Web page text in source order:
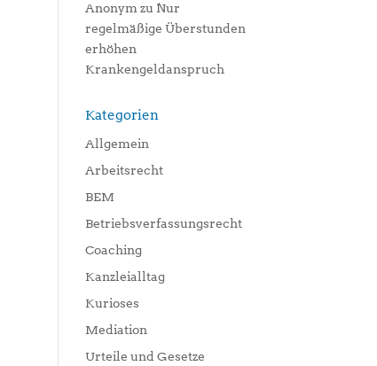
Anonym zu Nur
regelmäßige Überstunden
erhöhen
Krankengeldanspruch
Kategorien
Allgemein
Arbeitsrecht
BEM
Betriebsverfassungsrecht
Coaching
Kanzleialltag
Kurioses
Mediation
Urteile und Gesetze